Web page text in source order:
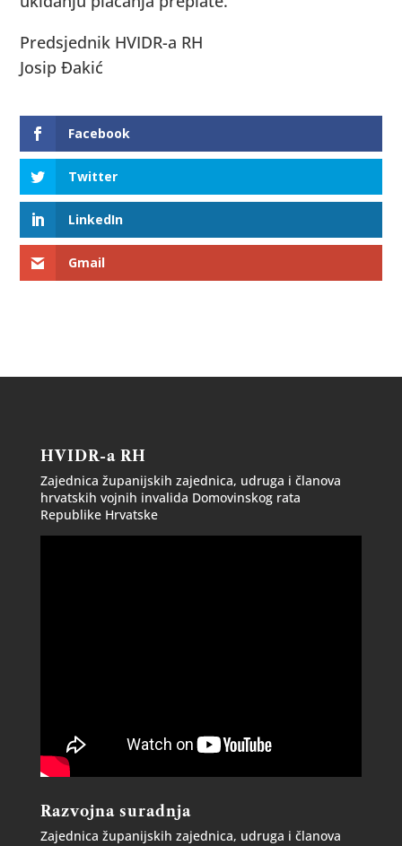
Predsjednik HVIDR-a RH
Josip Đakić
Facebook
Twitter
LinkedIn
Gmail
HVIDR-a RH
Zajednica županijskih zajednica, udruga i članova
hrvatskih vojnih invalida Domovinskog rata
Republike Hrvatske
Razvojna suradnja
Zajednica županijskih zajednica, udruga i članova